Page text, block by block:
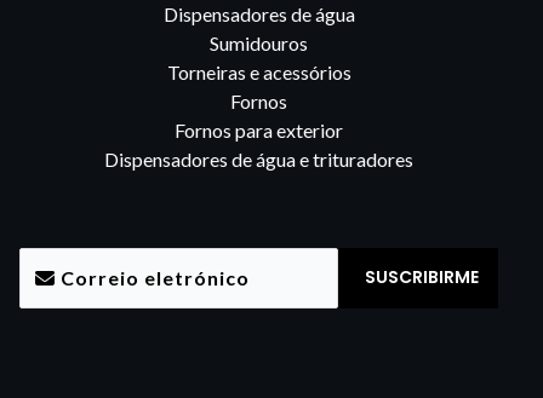
Dispensadores de água
Sumidouros
Torneiras e acessórios
Fornos
Fornos para exterior
Dispensadores de água e trituradores